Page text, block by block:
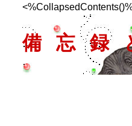
備忘録